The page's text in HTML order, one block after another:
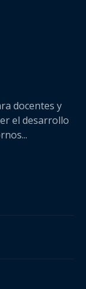
docentes y
el desarrollo
...